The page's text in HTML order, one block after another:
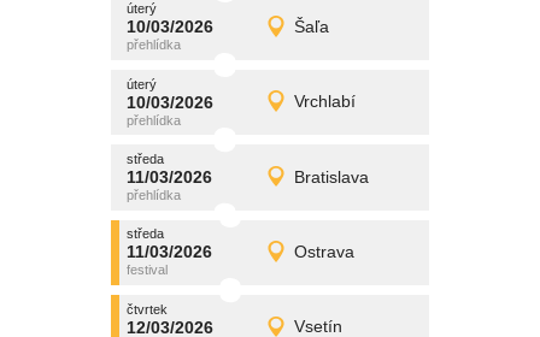
úterý
10/03/2026 Šaľa
úterý
10/03/2026 Detail
promítání
úterý
10/03/2026 Vrchlabí
úterý
10/03/2026 Detail
promítání
středa
11/03/2026 Bratislava
středa
11/03/2026 Detail
promítání
středa
11/03/2026 Ostrava
středa
11/03/2026 Detail
promítání
čtvrtek
12/03/2026 Vsetín
12/03/2026 promítání